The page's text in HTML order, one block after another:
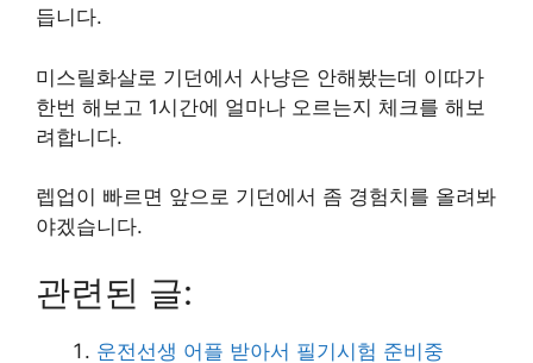
듭니다.
미스릴화살로 기던에서 사냥은 안해봤는데 이따가
한번 해보고 1시간에 얼마나 오르는지 체크를 해보
려합니다.
렙업이 빠르면 앞으로 기던에서 좀 경험치를 올려봐
야겠습니다.
관련된 글:
운전선생 어플 받아서 필기시험 준비중